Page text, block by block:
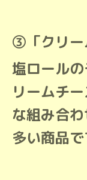
③「クリー
塩ロール
リームチ
な組み合
多い商品で